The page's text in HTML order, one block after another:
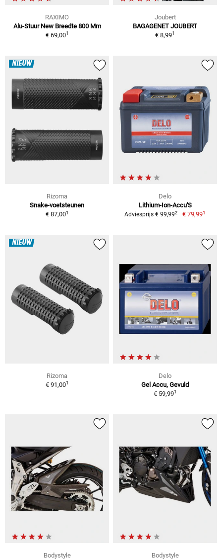
RAXIMO
Alu-Stuur New Breedte 800 Mm
€ 69,001
Joubert
BAGAGENET JOUBERT
€ 8,991
NIEUW
Rizoma
Snake-voetsteunen
€ 87,001
Delo
Lithium-Ion-Accu'S
Adviesprijs € 99,992 € 79,991
NIEUW
Rizoma
€ 91,001
Delo
Gel Accu, Gevuld
€ 59,991
Bodystyle Bodystyle